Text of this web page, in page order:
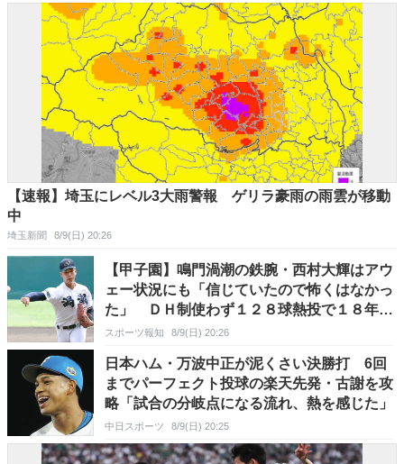
【速報】埼玉にレベル3大雨警報 ゲリラ豪雨の雨雲が移動
中
埼玉新聞 8/9(日) 20:26
【甲子園】鳴門渦潮の鉄腕・西村大輝はアウ
ェー状況にも「信じていたので怖くはなかっ
た」 ＤＨ制使わず１２８球熱投で１８年ぶ
り白星呼び込む
スポーツ報知 8/9(日) 20:26
日本ハム・万波中正が泥くさい決勝打 6回
までパーフェクト投球の楽天先発・古謝を攻
略「試合の分岐点になる流れ、熱を感じた」
中日スポーツ 8/9(日) 20:25